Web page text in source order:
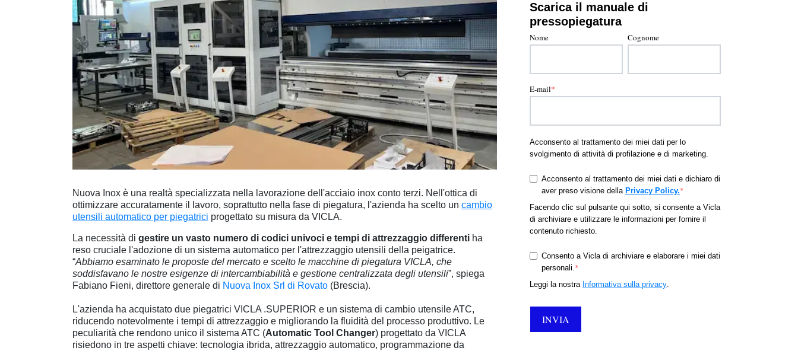
Nuova Inox è una realtà specializzata nella lavorazione dell'acciaio inox conto terzi. Nell'ottica di
ottimizzare accuratamente il lavoro, soprattutto nella fase di piegatura, l'azienda ha scelto un cambio
utensili automatico per piegatrici progettato su misura da VICLA.
La necessità di gestire un vasto numero di codici univoci e tempi di attrezzaggio differenti ha
reso cruciale l'adozione di un sistema automatico per l'attrezzaggio utensili della peigatrice.
“Abbiamo esaminato le proposte del mercato e scelto le macchine di piegatura VICLA, che
soddisfavano le nostre esigenze di intercambiabilità e gestione centralizzata degli utensili”, spiega
Fabiano Fieni, direttore generale di Nuova Inox Srl di Rovato (Brescia).
L'azienda ha acquistato due piegatrici VICLA .SUPERIOR e un sistema di cambio utensile ATC,
riducendo notevolmente i tempi di attrezzaggio e migliorando la fluidità del processo produttivo. Le
peculiarità che rendono unico il sistema ATC (Automatic Tool Changer) progettato da VICLA
risiedono in tre aspetti chiave: tecnologia ibrida, attrezzaggio automatico, programmazione da
Scarica il manuale di
pressopiegatura
Nome Cognome
E-mail*
Acconsento al trattamento dei miei dati per lo
svolgimento di attività di profilazione e di marketing.
Acconsento al trattamento dei miei dati e dichiaro di
aver preso visione della Privacy Policy.*
Facendo clic sul pulsante qui sotto, si consente a Vicla
di archiviare e utilizzare le informazioni per fornire il
contenuto richiesto.
Consento a Vicla di archiviare e elaborare i miei dati
personali.*
Leggi la nostra Informativa sulla privacy.